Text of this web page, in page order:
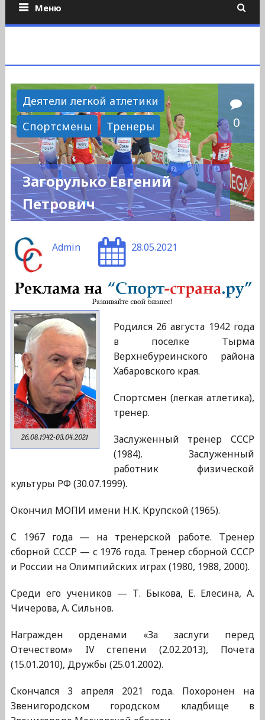
Меню
Деятели легкой атлетики
Спортсмены
Тренеры 0
Загорулько Евгений
Петрович
Admin 28.05.2021
26.08.1942-03.04.2021
Родился 26 августа 1942 года
в поселке Тырма
Верхнебуреинского района
Хабаровского края.
Спортсмен (легкая атлетика),
тренер.
Заслуженный тренер СССР
(1984). Заслуженный
работник физической
культуры РФ (30.07.1999).
Окончил МОПИ имени Н.К. Крупской (1965).
С 1967 года — на тренерской работе. Тренер
сборной СССР — с 1976 года. Тренер сборной СССР
и России на Олимпийских играх (1980, 1988, 2000).
Среди его учеников — Т. Быкова, Е. Елесина, А.
Чичерова, А. Сильнов.
Награжден орденами «За заслуги перед
Отечеством» IV степени (2.02.2013), Почета
(15.01.2010), Дружбы (25.01.2002).
Скончался 3 апреля 2021 года. Похоронен на
Звенигородском городском кладбище в